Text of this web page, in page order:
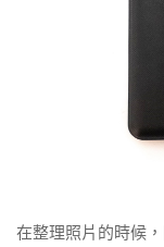
在整理照片的時候